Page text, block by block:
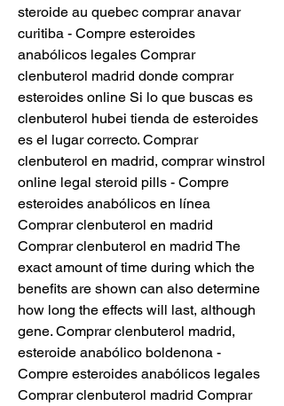
steroide au quebec comprar anavar
curitiba - Compre esteroides
anabólicos legales Comprar
clenbuterol madrid donde comprar
esteroides online Si lo que buscas es
clenbuterol hubei tienda de esteroides
es el lugar correcto. Comprar
clenbuterol en madrid, comprar winstrol
online legal steroid pills - Compre
esteroides anabólicos en línea
Comprar clenbuterol en madrid
Comprar clenbuterol en madrid The
exact amount of time during which the
benefits are shown can also determine
how long the effects will last, although
gene. Comprar clenbuterol madrid,
esteroide anabólico boldenona -
Compre esteroides anabólicos legales
Comprar clenbuterol madrid Comprar